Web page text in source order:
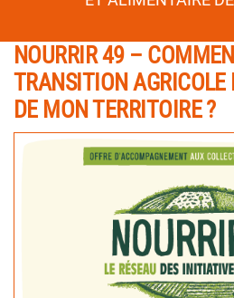
NOURRIR 49 –
TRANSITION
DE MON TERRITOIRE ?